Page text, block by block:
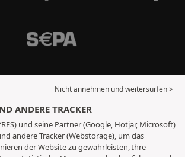
Nicht annehmen und weitersurfen >
ANDERE TRACKER
und seine Partner (Google, Hotjar, Microsoft)
andere Tracker (Webstorage), um das
der Website zu gewährleisten, Ihre